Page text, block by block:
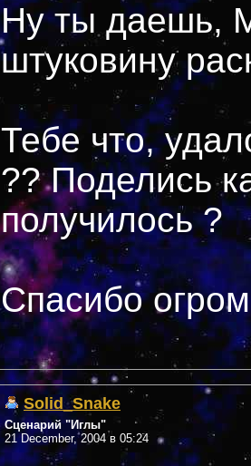
Ну ты даешь,
штуковину
Тебе что,
?? Поделись
получилось ?
Спасибо
Solid_Snake
Сценарий "Иглы"
21 December, 2004 в 05:24